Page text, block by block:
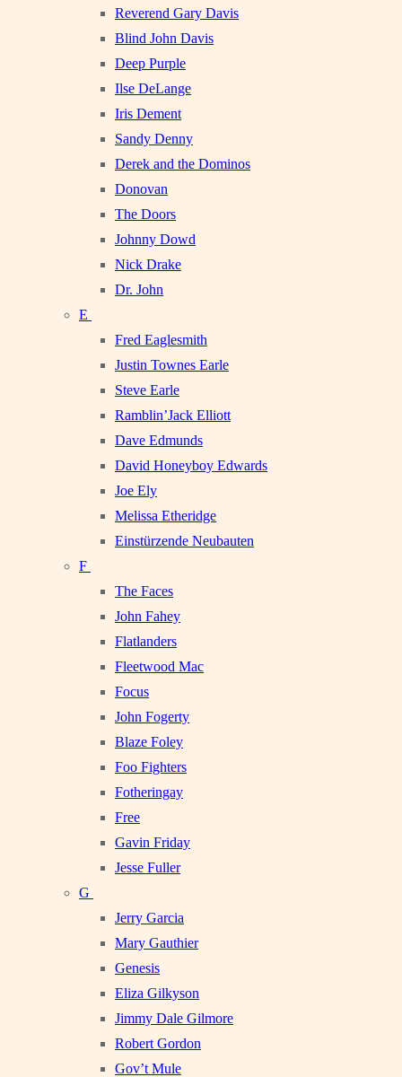
Reverend Gary Davis
Blind John Davis
Deep Purple
Ilse DeLange
Iris Dement
Sandy Denny
Derek and the Dominos
Donovan
The Doors
Johnny Dowd
Nick Drake
Dr. John
E
Fred Eaglesmith
Justin Townes Earle
Steve Earle
Ramblin’Jack Elliott
Dave Edmunds
David Honeyboy Edwards
Joe Ely
Melissa Etheridge
Einstürzende Neubauten
F
The Faces
John Fahey
Flatlanders
Fleetwood Mac
Focus
John Fogerty
Blaze Foley
Foo Fighters
Fotheringay
Free
Gavin Friday
Jesse Fuller
G
Jerry Garcia
Mary Gauthier
Genesis
Eliza Gilkyson
Jimmy Dale Gilmore
Robert Gordon
Gov’t Mule